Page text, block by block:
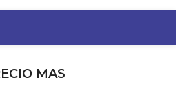
MAS